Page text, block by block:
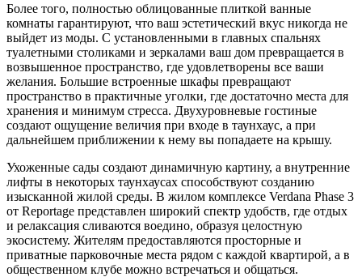
Более того, полностью облицованные плиткой ванные
комнаты гарантируют, что ваш эстетический вкус никогда не
выйдет из моды. С установленными в главных спальнях
туалетными столиками и зеркалами ваш дом превращается в
возвышенное пространство, где удовлетворены все ваши
желания. Большие встроенные шкафы превращают
пространство в практичные уголки, где достаточно места для
хранения и минимум стресса. Двухуровневые гостиные
создают ощущение величия при входе в таунхаус, а при
дальнейшем приближении к нему вы попадаете на крышу.
Ухоженные сады создают динамичную картину, а внутренние
лифты в некоторых таунхаусах способствуют созданию
изысканной жилой среды. В жилом комплексе Verdana Phase 3
от Reportage представлен широкий спектр удобств, где отдых
и релаксация сливаются воедино, образуя целостную
экосистему. Жителям предоставляются просторные и
приватные парковочные места рядом с каждой квартирой, а в
общественном клубе можно встречаться и общаться.